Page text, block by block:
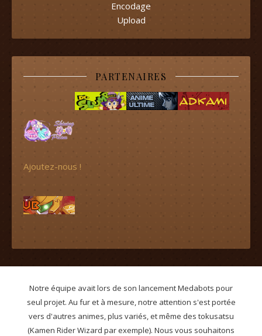
Encodage
Upload
PARTENAIRES
Ajoutez-nous !
Notre équipe avait lors de son lancement Medabots pour
seul projet. Au fur et à mesure, notre attention s'est portée
vers d'autres animes, plus variés, et même des tokusatsu
(Kamen Rider Wizard par exemple). Nous vous souhaitons